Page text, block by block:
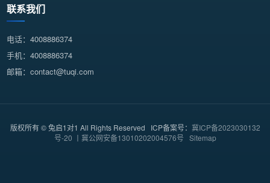
联系我们
电话：4008886374
手机：4008886374
邮箱：contact@tuqi.com
版权所有 © 兔启1对1 All Rights Reserved ICP备案号： 冀ICP备2023030132
号-20 丨冀公网安备13010202004576号 Sitemap